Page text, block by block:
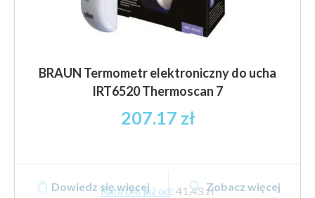
BRAUN Termometr elektroniczny do ucha
IRT6520 Thermoscan 7
207.17 zł
Rata 0% już od: 41,43 zł
Dowiedz się więcej Zobacz więcej